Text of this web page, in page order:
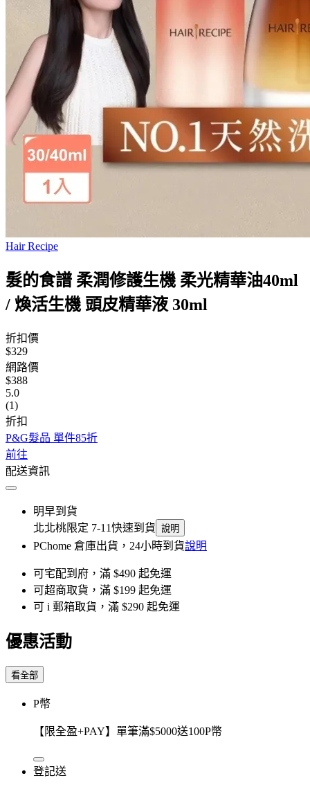
Hair Recipe
髮的食譜 柔潤修護生機 柔光精華油40ml
/ 煥活生機 頭皮精華液 30ml
折扣價
$329
網路價
$388
5.0
(1)
折扣
P&G髮品 單件85折
前往
配送資訊
明早到貨
北北桃限定 7-11快速到貨 說明
PChome 倉庫出貨，24小時到貨說明
可宅配到府，滿 $490 起免運
可超商取貨，滿 $199 起免運
可 i 郵箱取貨，滿 $290 起免運
優惠活動
看全部
P幣
【限全盈+PAY】單筆滿$5000送100P幣
登記送